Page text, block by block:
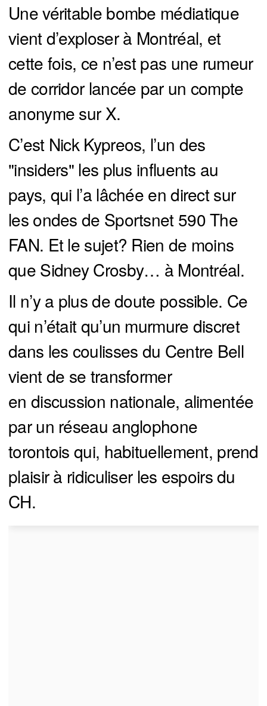
Une véritable bombe médiatique
vient d’exploser à Montréal, et
cette fois, ce n’est pas une rumeur
de corridor lancée par un compte
anonyme sur X.
C’est Nick Kypreos, l’un des
"insiders" les plus influents au
pays, qui l’a lâchée en direct sur
les ondes de Sportsnet 590 The
FAN. Et le sujet? Rien de moins
que Sidney Crosby… à Montréal.
Il n’y a plus de doute possible. Ce
qui n’était qu’un murmure discret
dans les coulisses du Centre Bell
vient de se transformer
en discussion nationale, alimentée
par un réseau anglophone
torontois qui, habituellement, prend
plaisir à ridiculiser les espoirs du
CH.